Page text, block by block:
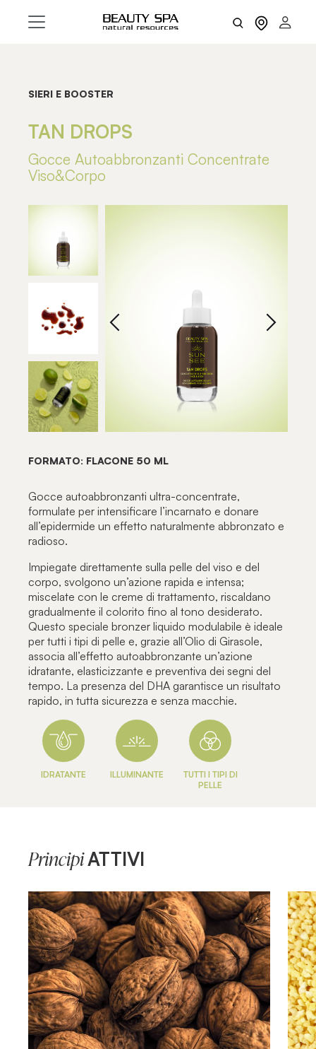
SIERI E BOOSTER
TAN DROPS
Gocce Autoabbronzanti Concentrate
Viso&Corpo
FORMATO: FLACONE 50 ML
Gocce autoabbronzanti ultra-concentrate,
formulate per intensificare l’incarnato e donare
all’epidermide un effetto naturalmente abbronzato e
radioso.
Impiegate direttamente sulla pelle del viso e del
corpo, svolgono un’azione rapida e intensa;
miscelate con le creme di trattamento, riscaldano
gradualmente il colorito fino al tono desiderato.
Questo speciale bronzer liquido modulabile è ideale
per tutti i tipi di pelle e, grazie all’Olio di Girasole,
associa all’effetto autoabbronzante un’azione
idratante, elasticizzante e preventiva dei segni del
tempo. La presenza del DHA garantisce un risultato
rapido, in tutta sicurezza e senza macchie.
IDRATANTE ILLUMINANTE
TUTTI I TIPI DI
PELLE
PrincipiATTIVI